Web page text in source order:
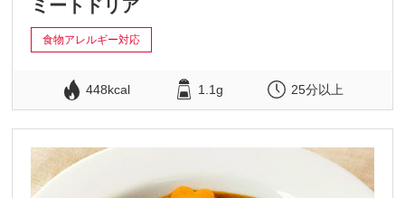
ミートドリア
食物アレルギー対応
448kcal 1.1g 25分以上